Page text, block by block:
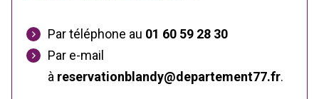
Par téléphone au 01 60 59 28 30
Par e-mail
à reservationblandy@departement77.fr.